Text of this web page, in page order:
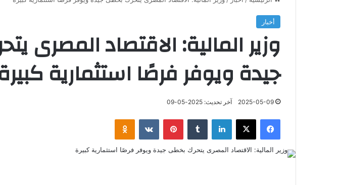
أخبار
وزير المالية: الاقتصاد المصرى
جيدة ويوفر فرصًا استثمارية
2025-05-09 آخر تحديث: 2025-05-09
فيسبوك لينكدإن بينتيريست